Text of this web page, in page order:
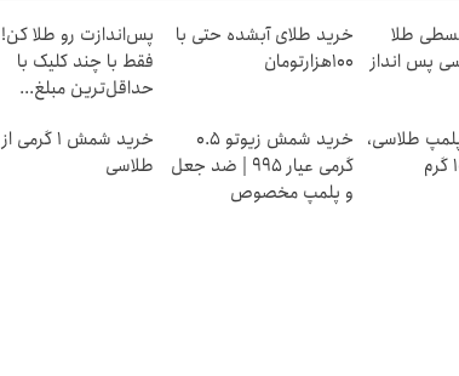
طلا
پس انداز
خرید طلای آبشده حتی با
۱۰۰هزارتومان
پس‌اندازت رو طلا کن!
فقط با چند کلیک با
حداقل‌ترین مبلغ...
طلاسی،
خرید شمش زیوتو ۰.۵
گرمی عیار ۹۹۵ | ضد جعل
و پلمپ مخصوص
خرید شمش 1 گرمی از
طلاسی